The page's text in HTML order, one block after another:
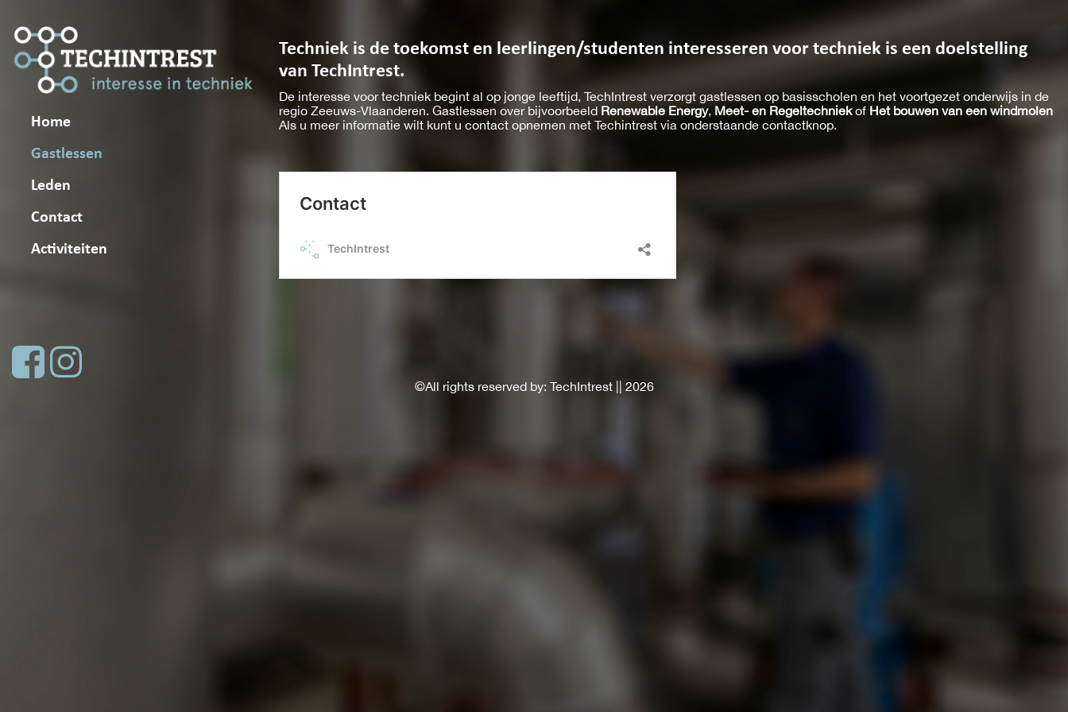
Home
Gastlessen
Leden
Contact
Activiteiten
Techniek is de toekomst en leerlingen/studenten interesseren voor techniek is een doelstelling
van TechIntrest.
De interesse voor techniek begint al op jonge leeftijd, TechIntrest verzorgt gastlessen op basisscholen en het voortgezet onderwijs in de
regio Zeeuws-Vlaanderen. Gastlessen over bijvoorbeeld Renewable Energy, Meet- en Regeltechniekof Het bouwen van een windmolen
Als u meer informatie wilt kunt u contact opnemen met Techintrest via onderstaande contactknop.
©All rights reserved by: TechIntrest || 2026